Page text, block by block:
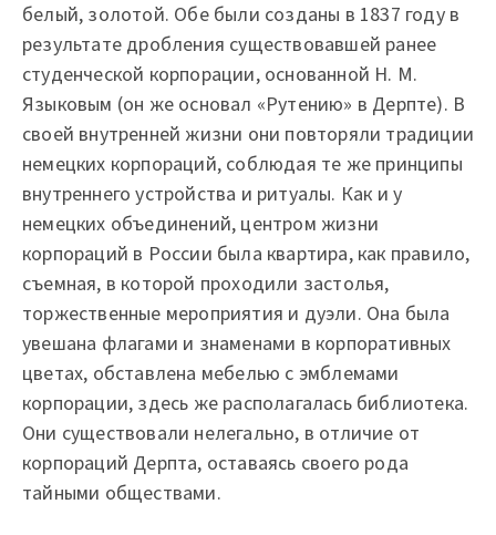
белый, золотой. Обе были созданы в 1837 году в
результате дробления существовавшей ранее
студенческой корпорации, основанной Н. М.
Языковым (он же основал «Рутению» в Дерпте). В
своей внутренней жизни они повторяли традиции
немецких корпораций, соблюдая те же принципы
внутреннего устройства и ритуалы. Как и у
немецких объединений, центром жизни
корпораций в России была квартира, как правило,
съемная, в которой проходили застолья,
торжественные мероприятия и дуэли. Она была
увешана флагами и знаменами в корпоративных
цветах, обставлена мебелью с эмблемами
корпорации, здесь же располагалась библиотека.
Они существовали нелегально, в отличие от
корпораций Дерпта, оставаясь своего рода
тайными обществами.